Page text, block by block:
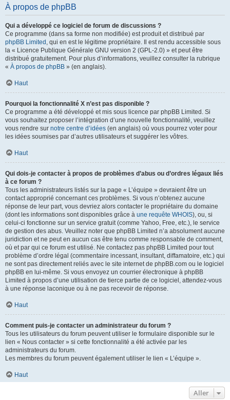
À propos de phpBB
Qui a développé ce logiciel de forum de discussions ?
Ce programme (dans sa forme non modifiée) est produit et distribué par
phpBB Limited , qui en est le légitime propriétaire. Il est rendu accessible sous
la « Licence Publique Générale GNU version 2 (GPL-2.0) » et peut être
distribué gratuitement. Pour plus d’informations, veuillez consulter la rubrique
« À propos de phpBB » (en anglais).
Haut
Pourquoi la fonctionnalité X n’est pas disponible ?
Ce programme a été développé et mis sous licence par phpBB Limited. Si
vous souhaitez proposer l’intégration d’une nouvelle fonctionnalité, veuillez
vous rendre sur notre centre d’idées (en anglais) où vous pourrez voter pour
les idées soumises par d’autres utilisateurs et suggérer les vôtres.
Haut
Qui dois-je contacter à propos de problèmes d’abus ou d’ordres légaux liés
à ce forum ?
Tous les administrateurs listés sur la page « L’équipe » devraient être un
contact approprié concernant ces problèmes. Si vous n’obtenez aucune
réponse de leur part, vous devriez alors contacter le propriétaire du domaine
(dont les informations sont disponibles grâce à une requête WHOIS), ou, si
celui-ci fonctionne sur un service gratuit (comme Yahoo, Free, etc.), le service
de gestion des abus. Veuillez noter que phpBB Limited n’a absolument aucune
juridiction et ne peut en aucun cas être tenu comme responsable de comment,
où et par qui ce forum est utilisé. Ne contactez pas phpBB Limited pour tout
problème d’ordre légal (commentaire incessant, insultant, diffamatoire, etc.) qui
ne sont pas directement reliés avec le site internet de phpBB.com ou le logiciel
phpBB en lui-même. Si vous envoyez un courrier électronique à phpBB
Limited à propos d’une utilisation de tierce partie de ce logiciel, attendez-vous
à une réponse laconique ou à ne pas recevoir de réponse.
Haut
Comment puis-je contacter un administrateur du forum ?
Tous les utilisateurs du forum peuvent utiliser le formulaire disponible sur le
lien « Nous contacter » si cette fonctionnalité a été activée par les
administrateurs du forum.
Les membres du forum peuvent également utiliser le lien « L’équipe ».
Haut
Aller